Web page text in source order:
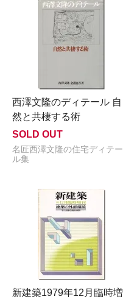
西澤文隆のディテール 自
然と共棲する術
SOLD OUT
名匠西澤文隆の住宅ディテー
ル集
新建築1979年12月臨時増